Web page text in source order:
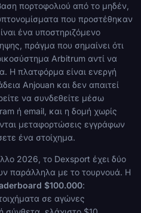
πορτοφολιού από το μηδέν,
που προστέθηκαν
ένα υποστηριζόμενο
πράγμα που σημαίνει ότι
Arbitrum αντί να
Η πλατφόρμα είναι ενεργή
Anjouan και δεν απαιτεί
να συνδεθείτε μέσω
ή email, και η δομή χωρίς
μεταφορτώσεις εγγράφων
ένα στοίχημα.
2026, το Dexsport έχει δύο
παράλληλα με το τουρνουά. Η
$100.000:
σε αγώνες